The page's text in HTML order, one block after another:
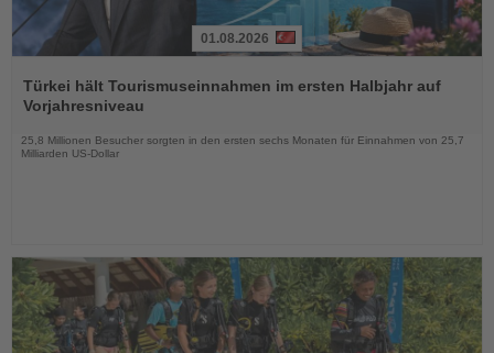
Sie
die
Nachrichten
01.08.2026
Türkei hält Tourismuseinnahmen im ersten Halbjahr auf
Vorjahresniveau
25,8 Millionen Besucher sorgten in den ersten sechs Monaten für Einnahmen von 25,7
Milliarden US-Dollar